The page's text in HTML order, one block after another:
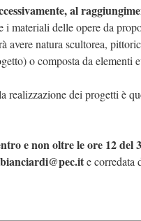
al
i materiali delle opere da
avere natura scultorea,
o composta da elementi
realizzazione dei progetti è
e non oltre le ore 12 del
e corredata